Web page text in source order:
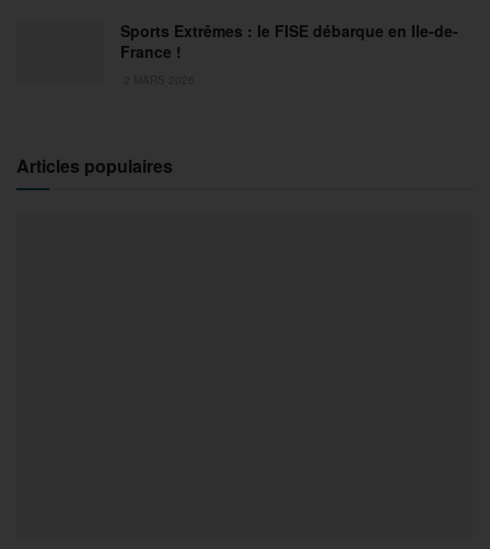
Sports Extrêmes : le FISE débarque en Ile-de-
France !
Articles populaires